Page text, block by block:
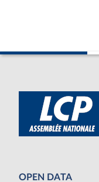
OPEN DATA